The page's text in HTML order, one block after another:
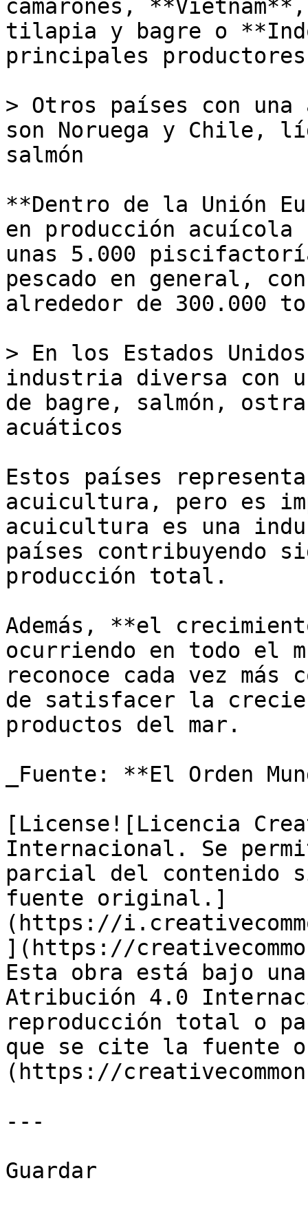
camarones,
tilapia y bagre o
principales
> Otros países con
son Noruega y Chile,
salmón
**Dentro de la Unión
en producción
unas 5.000
pescado en general,
alrededor de 300.000
> En los Estados
industria diversa con
de bagre, salmón,
acuáticos
Estos países
acuicultura, pero es
acuicultura es una
países contribuyendo
producción total.
Además, **el
ocurriendo en todo el
reconoce cada vez más
de satisfacer la
productos del mar.
_Fuente: **El Orden
[License![Licencia
Internacional. Se
parcial del contenido
fuente original.]
(https://
](https://
Esta obra está bajo
Atribución 4.0
reproducción total o
que se cite la fuente
(https://
---
Guardar